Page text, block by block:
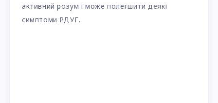
активний розум і може полегшити деякі
симптоми РДУГ.